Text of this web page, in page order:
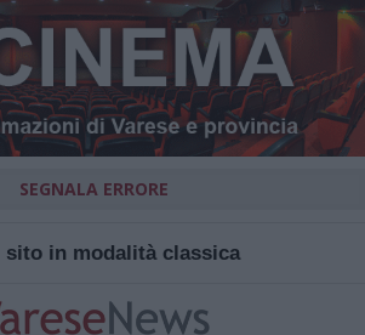
SEGNALA ERRORE
sito in modalità classica